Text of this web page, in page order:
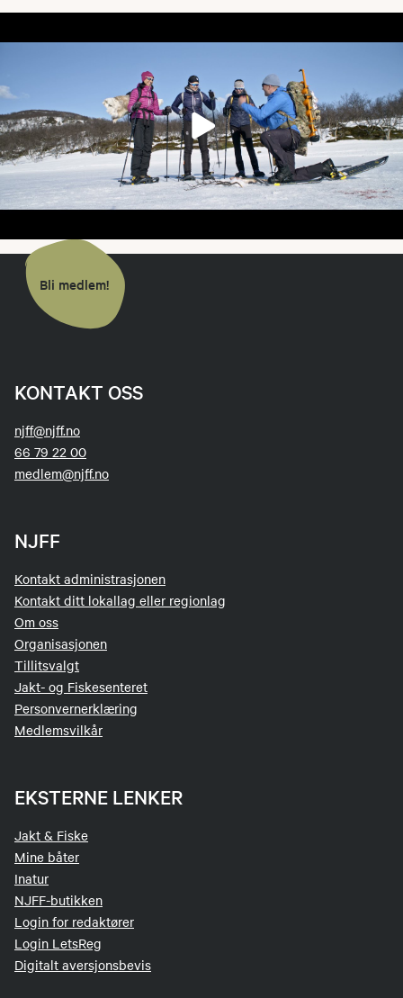
Bli medlem!
KONTAKT OSS
njff@njff.no
66 79 22 00
medlem@njff.no
NJFF
Kontakt administrasjonen
Kontakt ditt lokallag eller regionlag
Om oss
Organisasjonen
Tillitsvalgt
Jakt- og Fiskesenteret
Personvernerklæring
Medlemsvilkår
EKSTERNE LENKER
Jakt & Fiske
Mine båter
Inatur
NJFF-butikken
Login for redaktører
Login LetsReg
Digitalt aversjonsbevis